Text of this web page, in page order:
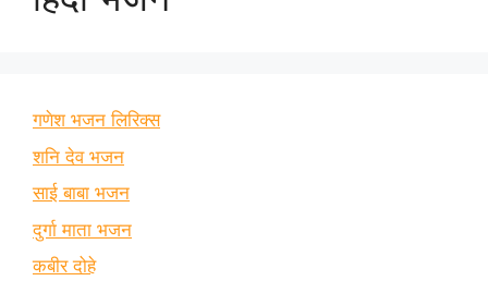
गणेश भजन लिरिक्स
शनि देव भजन
साई बाबा भजन
दुर्गा माता भजन
कबीर दोहे